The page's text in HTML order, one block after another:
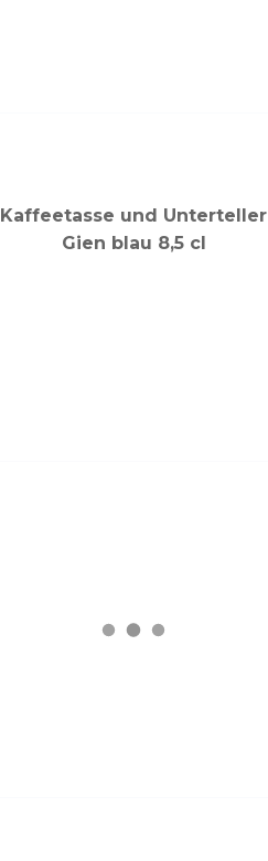
Kaffeetasse und Unterteller
Gien blau 8,5 cl